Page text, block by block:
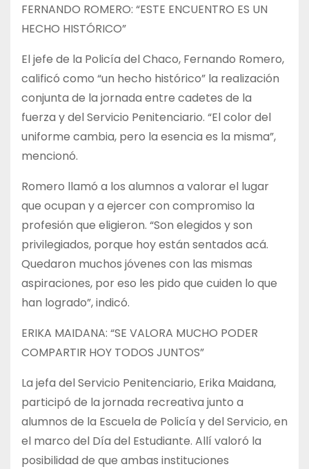
FERNANDO ROMERO: “ESTE ENCUENTRO ES UN
HECHO HISTÓRICO”
El jefe de la Policía del Chaco, Fernando Romero,
calificó como “un hecho histórico” la realización
conjunta de la jornada entre cadetes de la
fuerza y del Servicio Penitenciario. “El color del
uniforme cambia, pero la esencia es la misma”,
mencionó.
Romero llamó a los alumnos a valorar el lugar
que ocupan y a ejercer con compromiso la
profesión que eligieron. “Son elegidos y son
privilegiados, porque hoy están sentados acá.
Quedaron muchos jóvenes con las mismas
aspiraciones, por eso les pido que cuiden lo que
han logrado”, indicó.
ERIKA MAIDANA: “SE VALORA MUCHO PODER
COMPARTIR HOY TODOS JUNTOS”
La jefa del Servicio Penitenciario, Erika Maidana,
participó de la jornada recreativa junto a
alumnos de la Escuela de Policía y del Servicio, en
el marco del Día del Estudiante. Allí valoró la
posibilidad de que ambas instituciones